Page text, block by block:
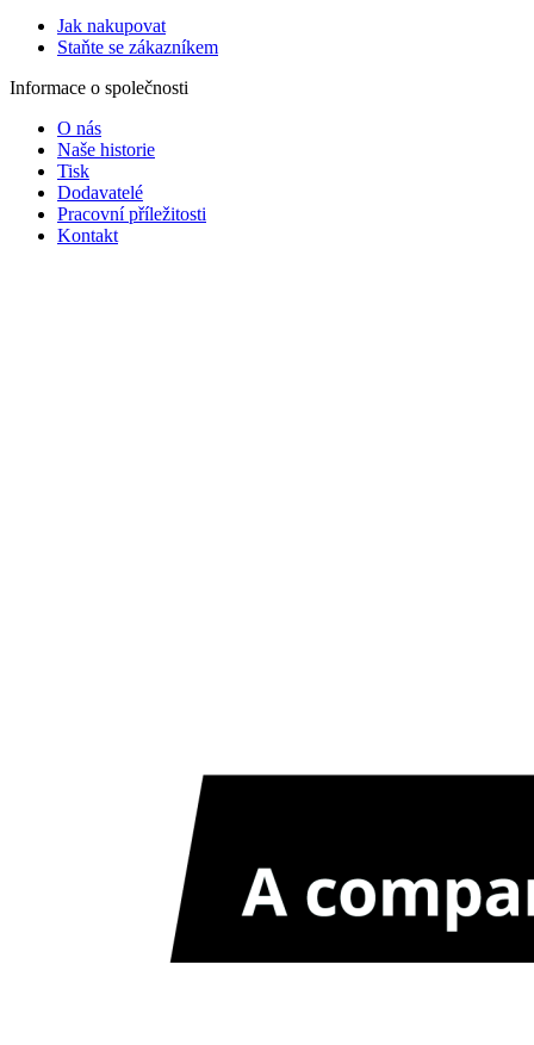
Jak nakupovat
Staňte se zákazníkem
Informace o společnosti
O nás
Naše historie
Tisk
Dodavatelé
Pracovní příležitosti
Kontakt